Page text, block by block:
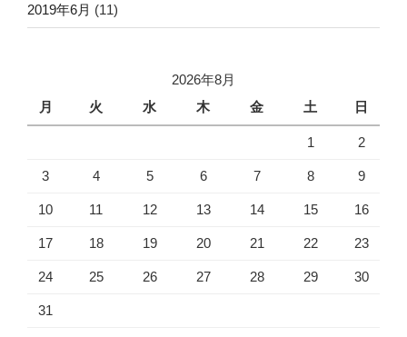
2019年6月 (11)
2026年8月
月
火 水 木 金 土 日
1 2
3 4 5 6 7 8 9
10 11 12 13 14 15 16
17 18 19 20 21 22 23
24 25 26 27 28 29 30
31